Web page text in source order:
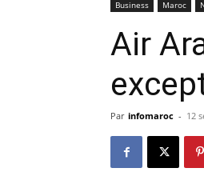
Business Maroc
Air
Par infomaroc - 12